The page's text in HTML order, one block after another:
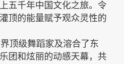
五千年中国文化之旅。令
顶的能量赋予观众灵性的
顶级舞蹈家及溶合了东
团和炫丽的动感天幕，共